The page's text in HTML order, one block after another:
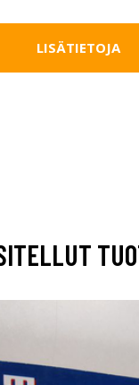
LISÄTIETOJA